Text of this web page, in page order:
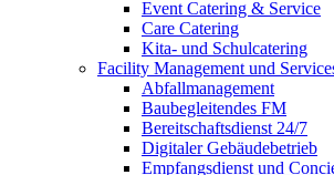
Event Catering & Service
Care Catering
Kita- und Schulcatering
Facility Management und
Abfallmanagement
Baubegleitendes FM
Bereitschaftsdienst 24/7
Digitaler Gebäudebetrieb
Empfangsdienst und